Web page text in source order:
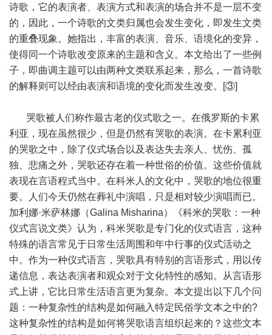
诗歌，它的表演者、表演方式和表演的场合并不是一层不变
的，因此，一个诗歌的文类归属也会发生变化，即发生文类
的重叠现象。她指出，丰富的表演、音乐、语境化的变异，
使得同一个诗歌改变原来的主题和含义。本文给出了一些例
子，即曲调主题可以由两种文类联系起来，那么，一首诗歌
的解释则可以经由表演和语境的变化而发生改变。[③]
哭歌被人们称作最古老的仪式歌之一。在俄罗斯的卡累
利亚，现在虽然很少，但是仍然有哭歌的表演。在卡累利亚
的哭歌之中，除了仪式场合以及表达失去亲人、忧伤、孤
独、悲痛之外，哭歌还存在着一种世俗的价值。这些价值就
表现在言语程式当中。在科米人的文化中，哭歌的地位很重
要。人们今天仍然在葬礼中演唱，只是相对较少演唱而已。
加利娜·米萨林娜（Galina Misharina）《科米的哭歌：一种
仪式言说文类》认为，科米哭歌是专门化的仪式语言，这种
特殊的语言常见于日常生活周围和年中行事的仪式活动之
中。作为一种仪式语言，哭歌具有特别的言语形式，用以传
递信息，表达表演者和观众对于文化特性的感知。从言语形
式上讲，它比日常生活语言更为复杂。本文提出以下几个问
题：一种复杂性的结构是如何融入特定民俗学文本之中的?
这种复杂性的结构是如何将哭歌语言组织起来的？这些文本